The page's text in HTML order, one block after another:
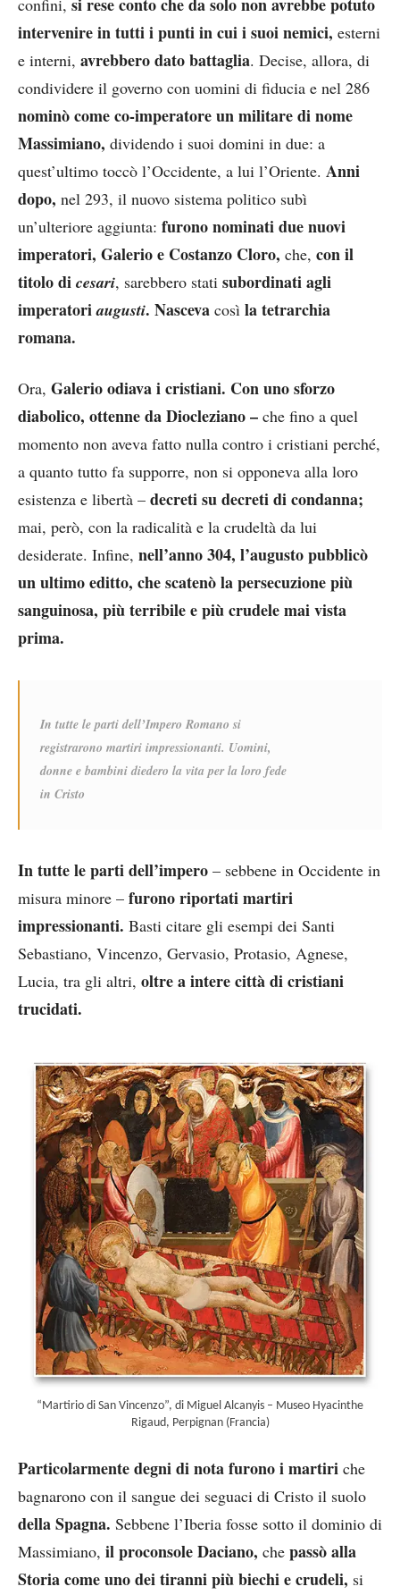
confini, si rese conto che da solo non avrebbe potuto
intervenire in tutti i punti in cui i suoi nemici, esterni
e interni, avrebbero dato battaglia. Decise, allora, di
condividere il governo con uomini di fiducia e nel 286
nominò come co-imperatore un militare di nome
Massimiano, dividendo i suoi domini in due: a
quest’ultimo toccò l’Occidente, a lui l’Oriente. Anni
dopo, nel 293, il nuovo sistema politico subì
un’ulteriore aggiunta: furono nominati due nuovi
imperatori, Galerio e Costanzo Cloro, che, con il
titolo di cesari, sarebbero stati subordinati agli
imperatoriaugusti. Nasceva così la tetrarchia
romana.
Ora, Galerio odiava i cristiani. Con uno sforzo
diabolico, ottenne da Diocleziano – che fino a quel
momento non aveva fatto nulla contro i cristiani perché,
a quanto tutto fa supporre, non si opponeva alla loro
esistenza e libertà – decreti su decreti di condanna;
mai, però, con la radicalità e la crudeltà da lui
desiderate. Infine, nell’anno 304, l’augusto pubblicò
un ultimo editto, che scatenò la persecuzione più
sanguinosa, più terribile e più crudele mai vista
prima.
In tutte le parti dell’Impero Romano si
registrarono martiri impressionanti. Uomini,
donne e bambini diedero la vita per la loro fede
in Cristo
In tutte le parti dell’impero – sebbene in Occidente in
misura minore – furono riportati martiri
impressionanti. Basti citare gli esempi dei Santi
Sebastiano, Vincenzo, Gervasio, Protasio, Agnese,
Lucia, tra gli altri, oltre a intere città di cristiani
trucidati.
“Martirio di San Vincenzo”, di Miguel Alcanyis – Museo Hyacinthe
Rigaud, Perpignan (Francia)
Particolarmente degni di nota furono i martiri che
bagnarono con il sangue dei seguaci di Cristo il suolo
della Spagna. Sebbene l’Iberia fosse sotto il dominio di
Massimiano, il proconsole Daciano, che passò alla
Storia come uno dei tiranni più biechi e crudeli, si